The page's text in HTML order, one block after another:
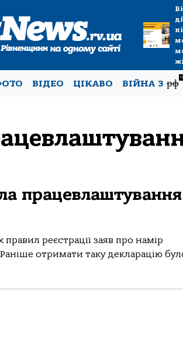
ВІДЕО ЦІКАВО ВІЙНА Зрф
працевлаштування
реєстрації заяв про намір
отримати таку декларацію